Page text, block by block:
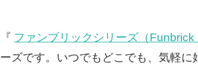
『 ファンブリックシリーズ（Funbrick
ーズです。いつでもどこでも、気軽